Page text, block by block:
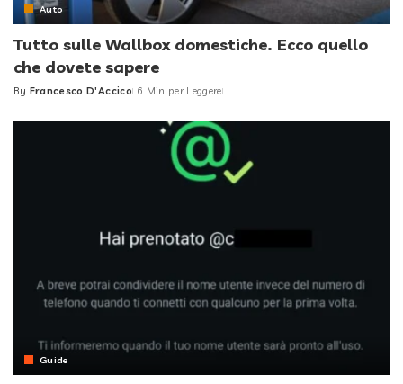
Auto
Tutto sulle Wallbox domestiche. Ecco quello
che dovete sapere
Posted
By Francesco D'Accico 6 Min per Leggere
Guide